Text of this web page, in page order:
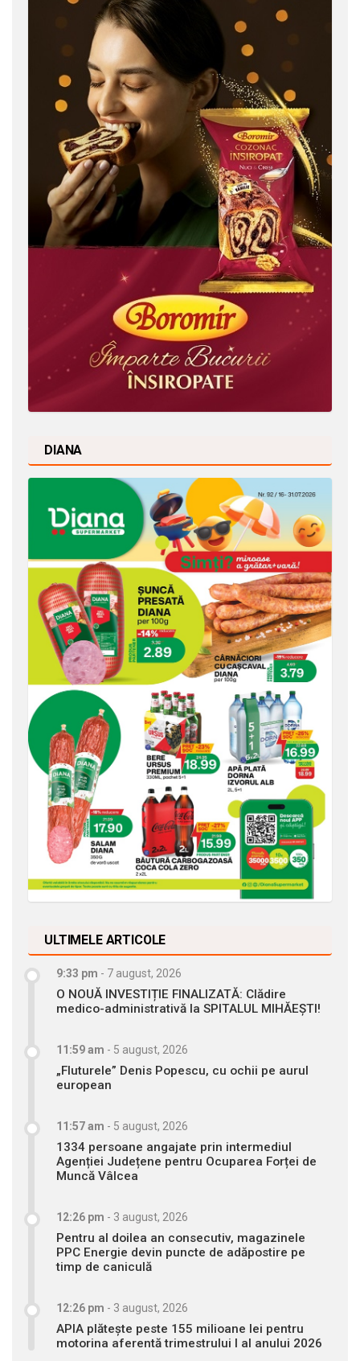
DIANA
ULTIMELE ARTICOLE
9:33 pm - 7 august, 2026
O NOUĂ INVESTIȚIE FINALIZATĂ: Clădire
medico-administrativă la SPITALUL MIHĂEȘTI!
11:59 am - 5 august, 2026
„Fluturele” Denis Popescu, cu ochii pe aurul
european
11:57 am - 5 august, 2026
1334 persoane angajate prin intermediul
Agenției Județene pentru Ocuparea Forței de
Muncă Vâlcea
12:26 pm - 3 august, 2026
Pentru al doilea an consecutiv, magazinele
PPC Energie devin puncte de adăpostire pe
timp de caniculă
12:26 pm - 3 august, 2026
APIA plătește peste 155 milioane lei pentru
motorina aferentă trimestrului I al anului 2026